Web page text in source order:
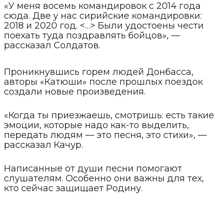
«У меня восемь командировок с 2014 года
сюда. Две у нас сирийские командировки:
2018 и 2020 год. <…> Были удостоены чести
поехать туда поздравлять бойцов», —
рассказал Солдатов.
Проникнувшись горем людей Донбасса,
авторы «Катюши» после прошлых поездок
создали новые произведения.
«Когда ты приезжаешь, смотришь: есть такие
эмоции, которые надо как-то выделить,
передать людям — это песня, это стихи», —
рассказал Качур.
Написанные от души песни помогают
слушателям. Особенно они важны для тех,
кто сейчас защищает Родину.